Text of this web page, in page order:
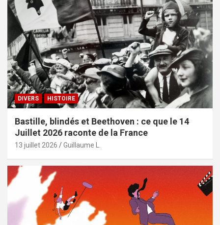
DIVERS HISTOIRE
Bastille, blindés et Beethoven : ce que le 14
Juillet 2026 raconte de la France
13 juillet 2026 Guillaume L.